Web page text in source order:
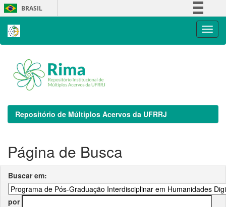
Skip
navigation
BRASIL
Repositório de Múltiplos Acervos da UFRRJ
Página de Busca
Buscar em:
por